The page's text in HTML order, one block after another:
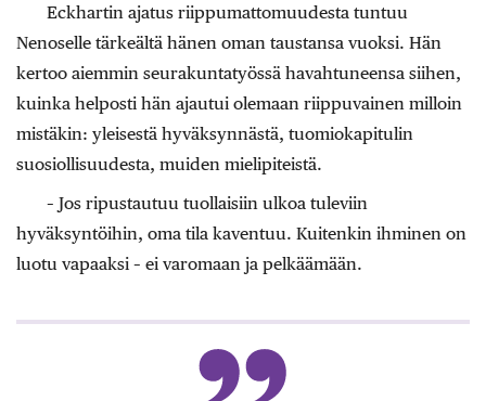
Eckhartin ajatus riippumattomuudesta tuntuu
Nenoselle tärkeältä hänen oman taustansa vuoksi. Hän
kertoo aiemmin seurakuntatyössä havahtuneensa siihen,
kuinka helposti hän ajautui olemaan riippuvainen milloin
mistäkin: yleisestä hyväksynnästä, tuomiokapitulin
suosiollisuudesta, muiden mielipiteistä.
– Jos ripustautuu tuollaisiin ulkoa tuleviin
hyväksyntöihin, oma tila kaventuu. Kuitenkin ihminen on
luotu vapaaksi – ei varomaan ja pelkäämään.